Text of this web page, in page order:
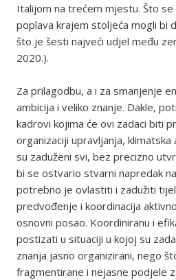
Italijom na trećem mjestu. Što
poplava krajem stoljeća mogli bi
što je šesti najveći udjel među
2020.).
Za prilagodbu, a i za smanjenje
ambicija i veliko znanje. Dakle,
kadrovi kojima će ovi zadaci biti
organizaciji upravljanja, klimatska
su zaduženi svi, bez precizno
bi se ostvario stvarni napredak
potrebno je ovlastiti i zadužiti
predvođenje i koordinacija
osnovni posao. Koordiniranu i
postizati u situaciji u kojoj su
znanja jasno organizirani, nego
fragmentirane i nejasne podjele